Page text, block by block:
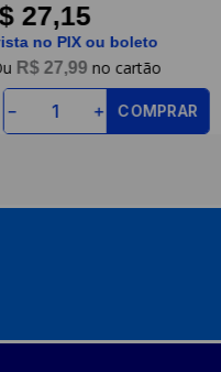
27,15
no PIX ou boleto
R$ 27,99
＋
－ COMPRAR